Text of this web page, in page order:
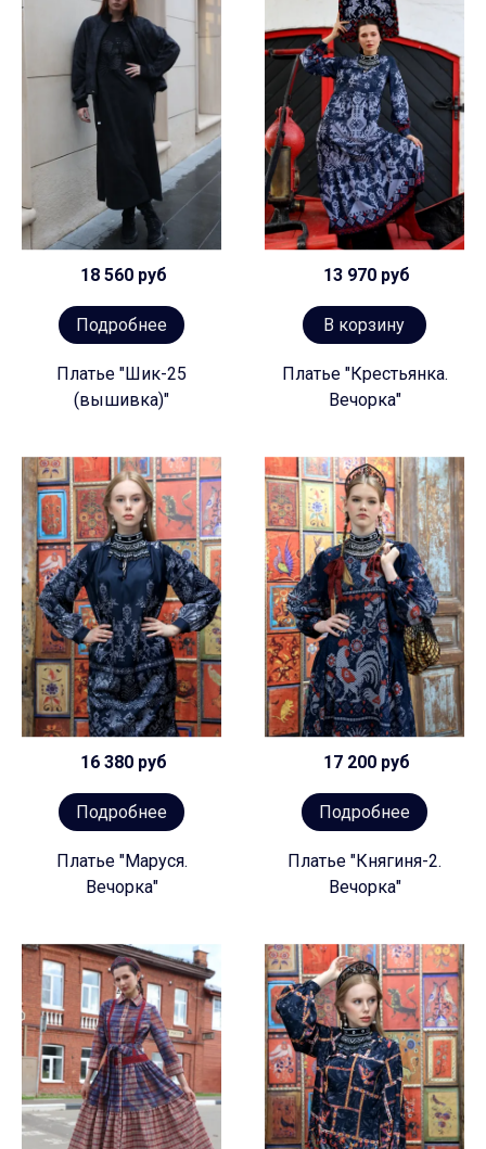
18 560 руб
Подробнее
Платье "Шик-25
(вышивка)"
13 970 руб
В корзину
Платье "Крестьянка.
Вечорка"
16 380 руб
Подробнее
Платье "Маруся.
Вечорка"
17 200 руб
Подробнее
Платье "Княгиня-2.
Вечорка"